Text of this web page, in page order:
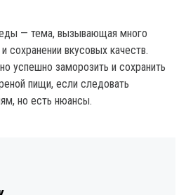
— тема, вызывающая много
сохранении вкусовых качеств.
успешно заморозить и сохранить
пищи, если следовать
но есть нюансы.